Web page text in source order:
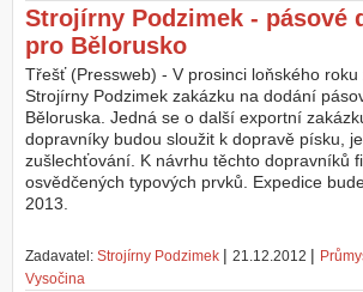
Strojírny Podzimek - pásové
pro Bělorusko
Třešť (Pressweb) - V prosinci loňského
Strojírny Podzimek zakázku na dodání
Běloruska. Jedná se o další exportní
dopravníky budou sloužit k dopravě písku,
zušlechťování. K návrhu těchto dopravníků
osvědčených typových prvků. Expedice
2013.
Zadavatel: Strojírny Podzimek | 21.12.2012 |
Vysočina